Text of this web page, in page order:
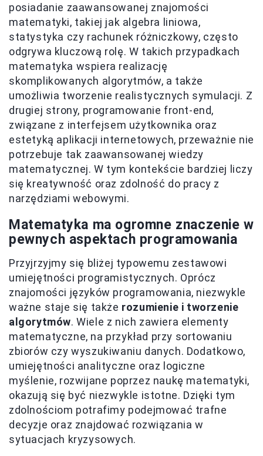
posiadanie zaawansowanej znajomości
matematyki, takiej jak algebra liniowa,
statystyka czy rachunek różniczkowy, często
odgrywa kluczową rolę. W takich przypadkach
matematyka wspiera realizację
skomplikowanych algorytmów, a także
umożliwia tworzenie realistycznych symulacji. Z
drugiej strony, programowanie front-end,
związane z interfejsem użytkownika oraz
estetyką aplikacji internetowych, przeważnie nie
potrzebuje tak zaawansowanej wiedzy
matematycznej. W tym kontekście bardziej liczy
się kreatywność oraz zdolność do pracy z
narzędziami webowymi.
Matematyka ma ogromne znaczenie w
pewnych aspektach programowania
Przyjrzyjmy się bliżej typowemu zestawowi
umiejętności programistycznych. Oprócz
znajomości języków programowania, niezwykle
ważne staje się także rozumienie i tworzenie
algorytmów. Wiele z nich zawiera elementy
matematyczne, na przykład przy sortowaniu
zbiorów czy wyszukiwaniu danych. Dodatkowo,
umiejętności analityczne oraz logiczne
myślenie, rozwijane poprzez naukę matematyki,
okazują się być niezwykle istotne. Dzięki tym
zdolnościom potrafimy podejmować trafne
decyzje oraz znajdować rozwiązania w
sytuacjach kryzysowych.